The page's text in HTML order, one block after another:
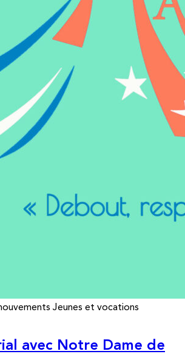
Jeunes et vocations
avec Notre Dame de